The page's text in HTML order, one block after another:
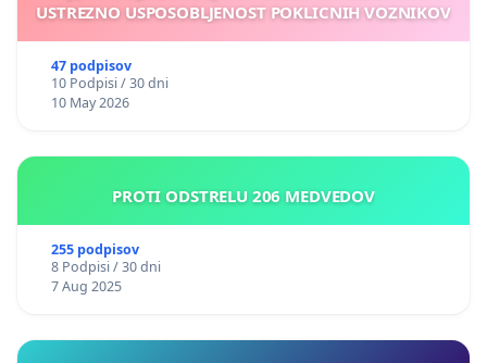
USTREZNO USPOSOBLJENOST POKLICNIH VOZNIKOV
47 podpisov
10 Podpisi / 30 dni
10 May 2026
PROTI ODSTRELU 206 MEDVEDOV
255 podpisov
8 Podpisi / 30 dni
7 Aug 2025